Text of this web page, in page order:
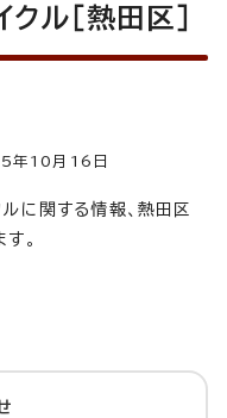
ル［熱田区］
10月16日
に関する情報、熱田区
。